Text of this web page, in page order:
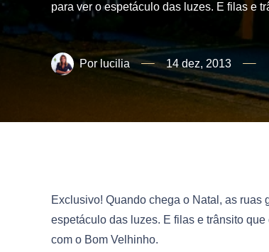
para ver o espetáculo das luzes. E filas e
lucilia 14 dez, 2013
Exclusivo! Quando chega o Natal, as
espetáculo das luzes. E filas e trânsito
com o Bom Velhinho.